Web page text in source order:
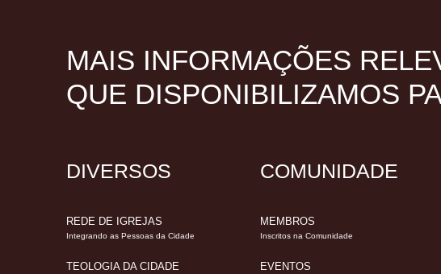
MAIS INFORMAÇÕES
QUE DISPONIBILIZAMOS
DIVERSOS
REDE DE IGREJAS
Integrando as Pessoas da Cidade
TEOLOGIA DA CIDADE
COMUNIDADE
MEMBROS
Inscritos na Comunidade
EVENTOS